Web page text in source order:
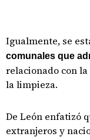
Igualmente, se
comunales que
relacionado con
la limpieza.
De León enfatizó
extranjeros y